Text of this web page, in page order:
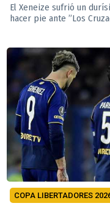
El Xeneize sufrió un
hacer pie ante ”Los
COPA LIBERTADORES